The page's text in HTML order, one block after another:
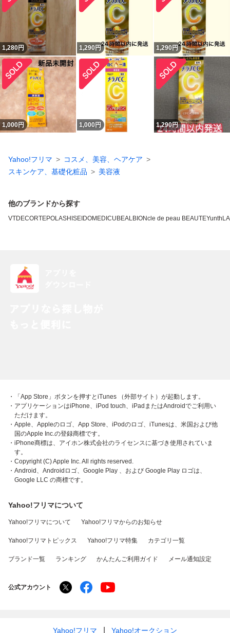
1,280円 1,290 円 1,290 円
1,000円 1,000 円 1,290円
Yahoo!フリマ
コスメ、美容、ヘアケア
スキンケア、基礎化粧品
美容液
他のブランドから探す
VTDECORTEPOLASHISEIDOMEDICUBEALBIONcle de peau BEAUTEYunth
・「App Store」ボタンを押すとiTunes （外部サイト）が起動します。
・アプリケーションはiPhone、iPod touch、iPadまたはAndroidでご利用い
ただけます。
・Apple、Appleのロゴ、App Store、iPodのロゴ、iTunesは、米国および他
国のApple Inc.の登録商標です。
・iPhone商標は、アイホン株式会社のライセンスに基づき使用されていま
す。
・Copyright (C) Apple Inc. All rights reserved.
・Android、Androidロゴ、Google Play 、および Google Play ロゴは、
Google LLC の商標です。
Yahoo!フリマについて
Yahoo!フリマについて Yahoo!フリマからのお知らせ
Yahoo!フリマトピックス Yahoo!フリマ特集 カテゴリ一覧
ブランド一覧 ランキング かんたんご利用ガイド メール通知設定
公式アカウント
Yahoo!フリマ Yahoo!オークション